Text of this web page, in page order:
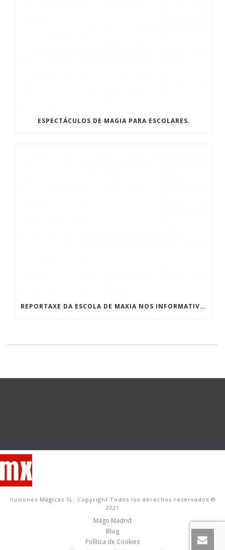
ESPECTÁCULOS DE MAGIA PARA ESCOLARES.
REPORTAXE DA ESCOLA DE MAXIA NOS INFORMATIVOS DA TVG
Ilusiones Mágicas SL. Copyright Todos los derechos reservados ©
2021
Mago Madrid
Blog
Política de Cookies